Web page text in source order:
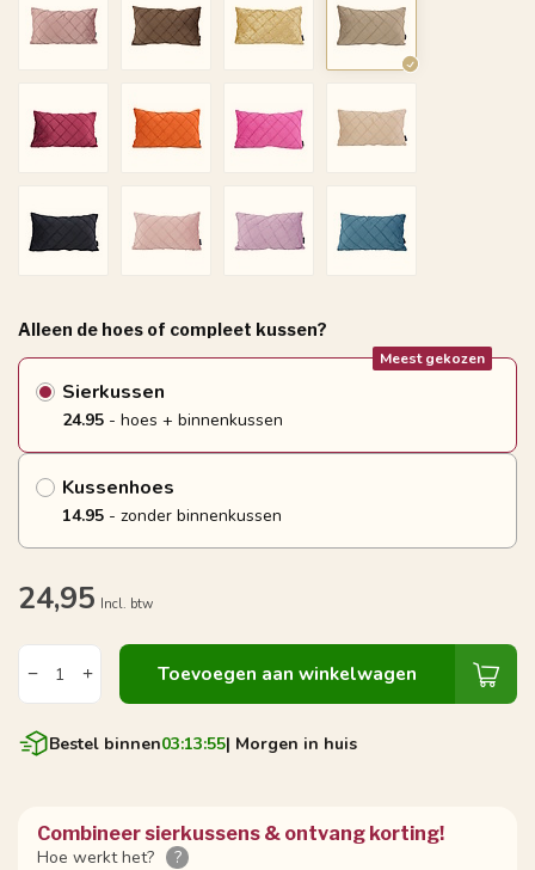
Alleen de hoes of compleet kussen?
Sierkussen
Meest gekozen
24.95 - hoes + binnenkussen
Kussenhoes
14.95 - zonder binnenkussen
24,95 Incl. btw
Toevoegen aan winkelwagen
Bestel binnen03:13:55| Morgen in huis
Combineer sierkussens & ontvang korting!
Hoe werkt het?
?